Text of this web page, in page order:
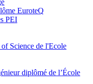
EuroteQ
PEI
Science de l'Ecole
diplômé de l’École